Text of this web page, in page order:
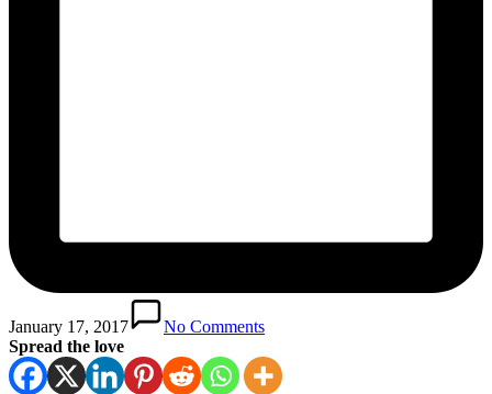
January 17, 2017
No Comments
Spread the love